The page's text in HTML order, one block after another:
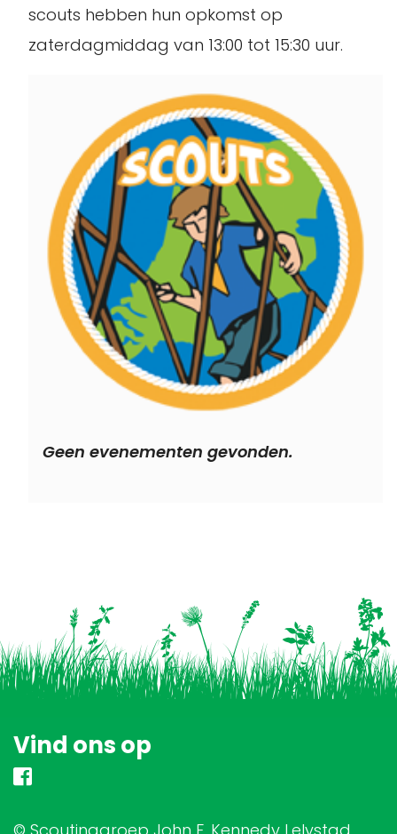
scouts hebben hun opkomst op
zaterdagmiddag van 13:00 tot 15:30 uur.
Geen evenementen gevonden.
Vind ons op